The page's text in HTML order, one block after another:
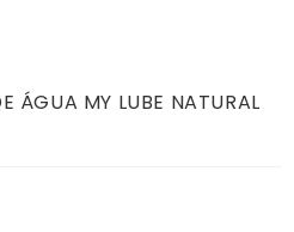
ÁGUA MY LUBE NATURAL